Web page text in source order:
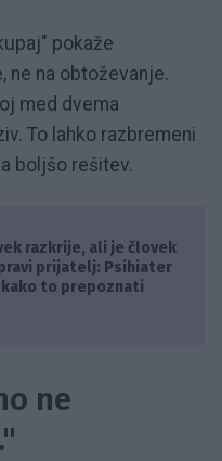
pokaže
ne na obtoževanje.
med dvema
To lahko razbremeni
boljšo rešitev.
razkrije, ali je človek
prijatelj: Psihiater
to prepoznati
ne